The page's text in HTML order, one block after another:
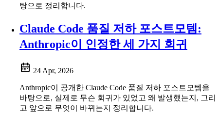
탕으로 정리합니다.
Claude Code 품질 저하 포스트모템:
Anthropic이 인정한 세 가지 회귀
24 Apr, 2026
Anthropic이 공개한 Claude Code 품질 저하 포스트모템을
바탕으로, 실제로 무슨 회귀가 있었고 왜 발생했는지, 그리
고 앞으로 무엇이 바뀌는지 정리합니다.